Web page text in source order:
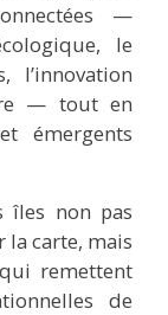
—
le
l’innovation
— tout en
émergents
îles non pas
la carte, mais
remettent
de